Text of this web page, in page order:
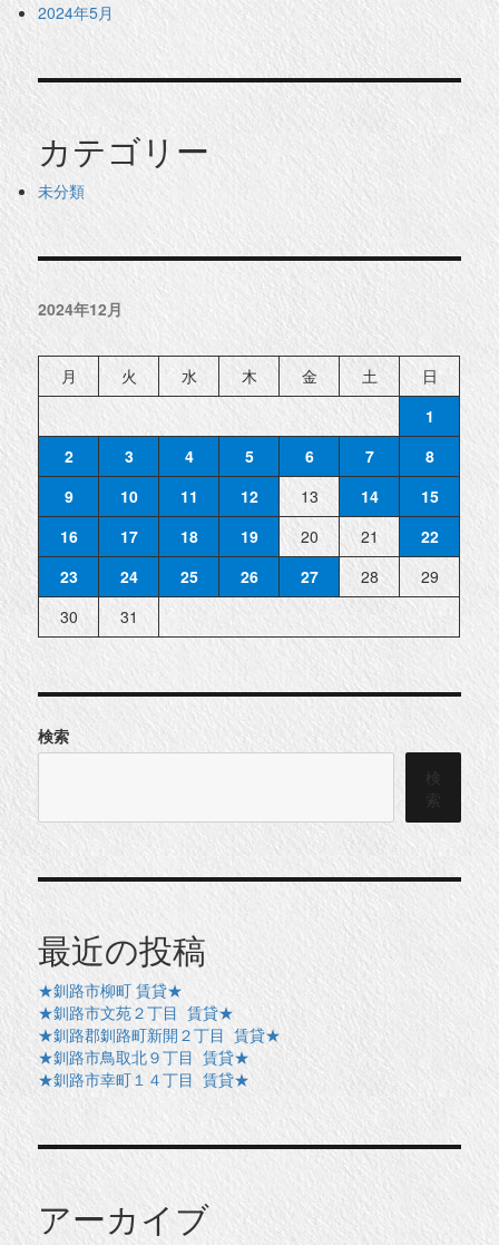
2024年5月
カテゴリー
未分類
2024年12月
月 火 水 木 金 土
日
1
2
3 4 5 6 7
8
9
10 11 12 13 14
15
16
17 18 19 20 21
22
23
24 25 26 27 28
29
30
31
検索
検
索
最近の投稿
★釧路市柳町 賃貸★
★釧路市文苑２丁目 賃貸★
★釧路郡釧路町新開２丁目 賃貸★
★釧路市鳥取北９丁目 賃貸★
★釧路市幸町１４丁目 賃貸★
アーカイブ